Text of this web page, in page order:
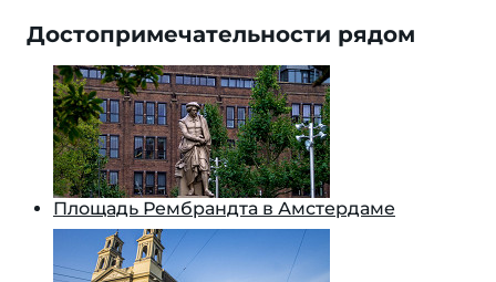
Достопримечательности рядом
Площадь Рембрандта в Амстердаме